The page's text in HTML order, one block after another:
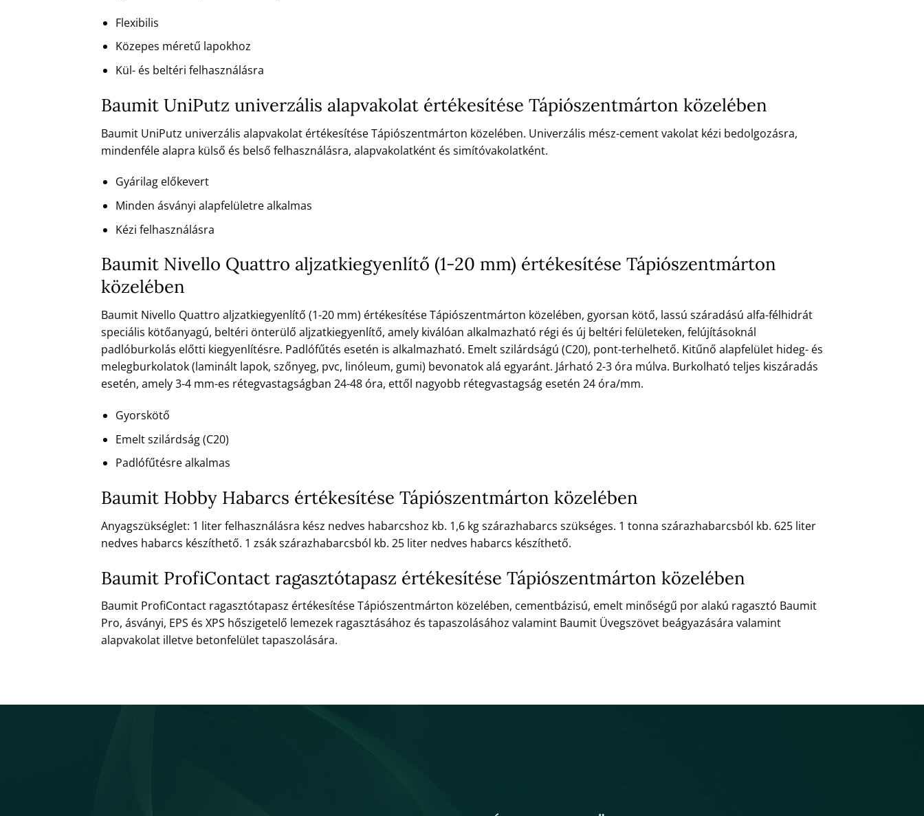
Flexibilis
Közepes méretű lapokhoz
Kül- és beltéri felhasználásra
Baumit UniPutz univerzális alapvakolat értékesítése Tápiószentmárton közelében
Baumit UniPutz univerzális alapvakolat értékesítése Tápiószentmárton közelében. Univerzális mész-cement vakolat kézi bedolgozásra,
mindenféle alapra külső és belső felhasználásra, alapvakolatként és simítóvakolatként.
Gyárilag előkevert
Minden ásványi alapfelületre alkalmas
Kézi felhasználásra
Baumit Nivello Quattro aljzatkiegyenlítő (1-20 mm) értékesítése Tápiószentmárton
közelében
Baumit Nivello Quattro aljzatkiegyenlítő (1-20 mm) értékesítése Tápiószentmárton közelében, gyorsan kötő, lassú száradású alfa-félhidrát
speciális kötőanyagú, beltéri önterülő aljzatkiegyenlítő, amely kiválóan alkalmazható régi és új beltéri felületeken, felújításoknál
padlóburkolás előtti kiegyenlítésre. Padlófűtés esetén is alkalmazható. Emelt szilárdságú (C20), pont-terhelhető. Kitűnő alapfelület hideg- és
melegburkolatok (laminált lapok, szőnyeg, pvc, linóleum, gumi) bevonatok alá egyaránt. Járható 2-3 óra múlva. Burkolható teljes kiszáradás
esetén, amely 3-4 mm-es rétegvastagságban 24-48 óra, ettől nagyobb rétegvastagság esetén 24 óra/mm.
Gyorskötő
Emelt szilárdság (C20)
Padlófűtésre alkalmas
Baumit Hobby Habarcs értékesítése Tápiószentmárton közelében
Anyagszükséglet: 1 liter felhasználásra kész nedves habarcshoz kb. 1,6 kg szárazhabarcs szükséges. 1 tonna szárazhabarcsból kb. 625 liter
nedves habarcs készíthető. 1 zsák szárazhabarcsból kb. 25 liter nedves habarcs készíthető.
Baumit ProfiContact ragasztótapasz értékesítése Tápiószentmárton közelében
Baumit ProfiContact ragasztótapasz értékesítése Tápiószentmárton közelében, cementbázisú, emelt minőségű por alakú ragasztó Baumit
Pro, ásványi, EPS és XPS hőszigetelő lemezek ragasztásához és tapaszolásához valamint Baumit Üvegszövet beágyazására valamint
alapvakolat illetve betonfelület tapaszolására.